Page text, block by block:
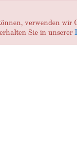
verwenden
Sie in unserer